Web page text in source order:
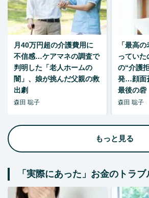
月40万円超の介護費用に
不信感…ケアマネの調査で
判明した「老人ホームの
闇」、娘が挑んだ父親の救
出劇
森田 聡子
「最高
っていた
の“介護
発…顔面
最後の砦
森田 聡子
もっと見る
「実際にあった」お金のトラ